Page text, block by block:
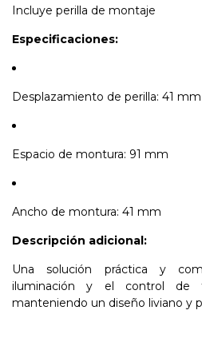
Incluye perilla de montaje
Especificaciones:
Desplazamiento de perilla: 41 mm
Espacio de montura: 91 mm
Ancho de montura: 41 mm
Descripción adicional:
Una solución práctica y
iluminación y el control de
manteniendo un diseño liviano y